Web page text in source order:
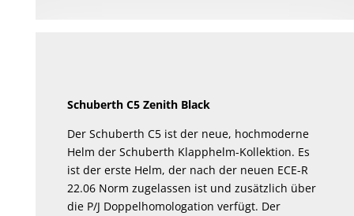
Schuberth C5 Zenith Black
Der Schuberth C5 ist der neue, hochmoderne
Helm der Schuberth Klapphelm-Kollektion. Es
ist der erste Helm, der nach der neuen ECE-R
22.06 Norm zugelassen ist und zusätzlich über
die P/J Doppelhomologation verfügt. Der